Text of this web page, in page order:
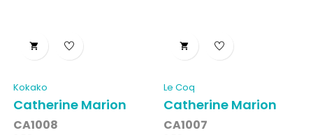

Kokako
Catherine Marion
CA1008

Le Coq
Catherine Marion
CA1007